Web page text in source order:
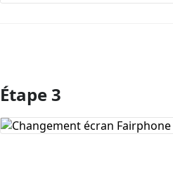
Ajouter un commentaire
Étape 3